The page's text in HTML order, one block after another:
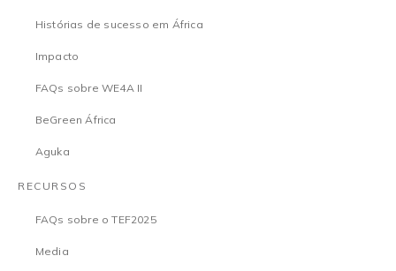
Histórias de sucesso em África
Impacto
FAQs sobre WE4A II
BeGreen África
Aguka
RECURSOS
FAQs sobre o TEF2025
Media